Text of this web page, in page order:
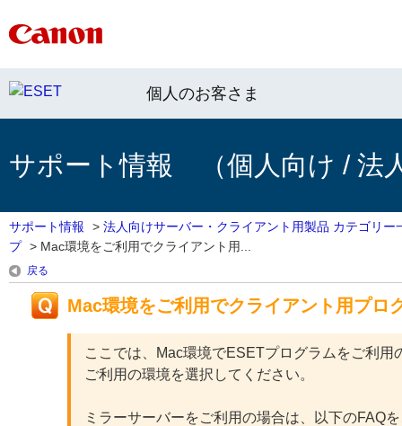
個人のお客さま
サポート情報 （個人向け / 法
サポート情報 > 法人向けサーバー・クライアント用製品 カテゴリー
プ > Mac環境をご利用でクライアント用...
戻る
Mac環境をご利用でクライアント用プロ
ここでは、Mac環境でESETプログラムをご利
ご利用の環境を選択してください。
ミラーサーバーをご利用の場合は、以下のFAQ